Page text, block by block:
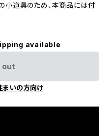
道具のため、本商品には付
available
out
まいの方向け